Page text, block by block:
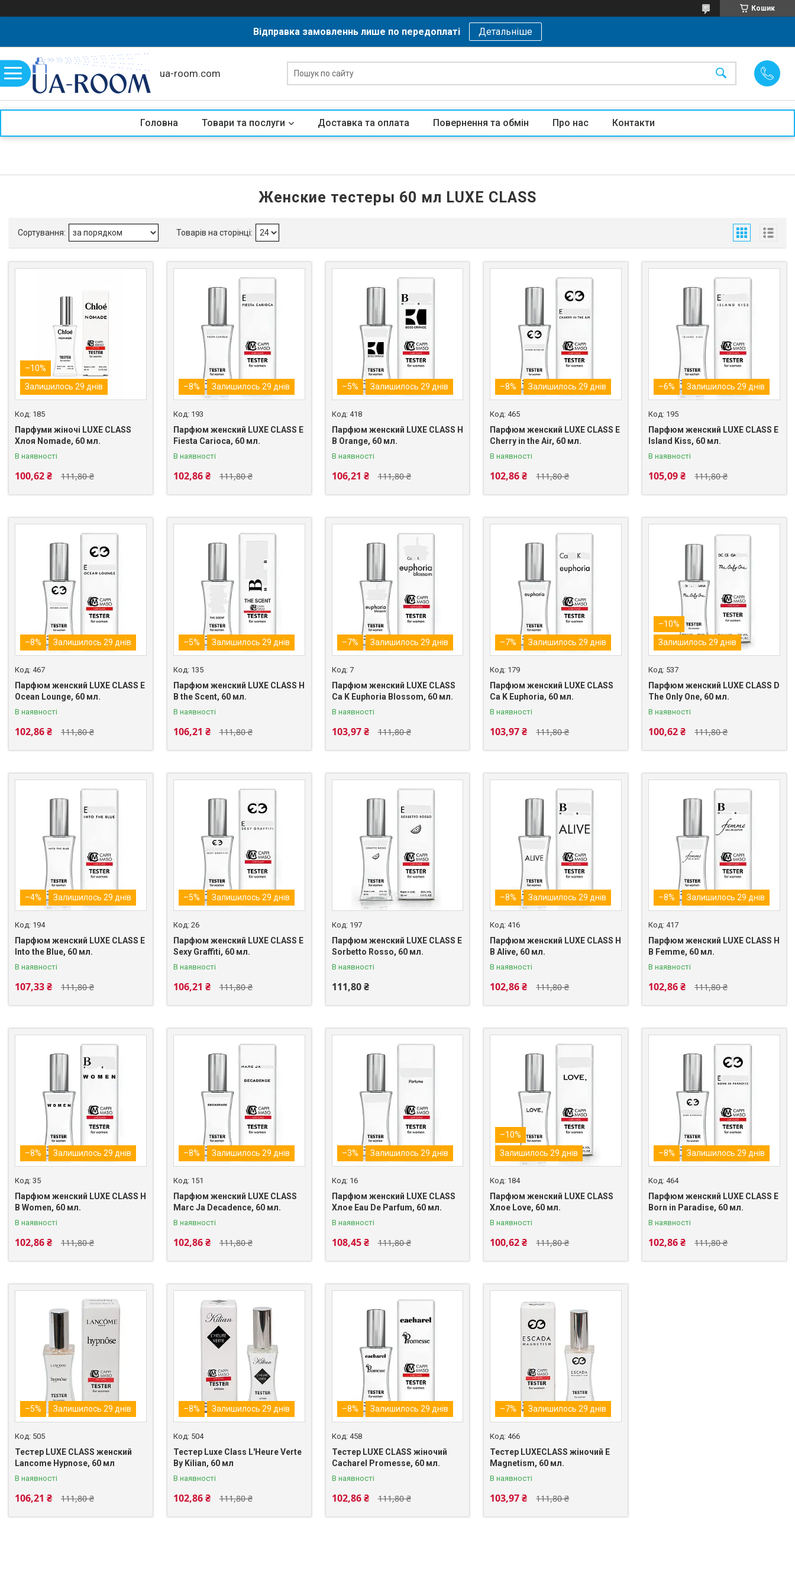
Кошик
Відправка замовленнь лише по передоплаті Детальніше
ua-room.com
Головна Товари та послуги Доставка та оплата Повернення та обмін Про нас Контакти
Женские тестеры 60 мл LUXE CLASS
–10%
Залишилось 29 днів
185
Парфуми жіночі LUXE CLASS
Хлоя Nomade, 60 мл.
В наявності
111,80 ₴
100,62 ₴
–8% Залишилось 29 днів
193
Парфюм женский LUXE CLASS E
Fiesta Carioca, 60 мл.
В наявності
111,80 ₴
102,86 ₴
–5% Залишилось 29 днів
418
Парфюм женский LUXE CLASS H
B Orange, 60 мл.
В наявності
111,80 ₴
106,21 ₴
–8% Залишилось 29 днів
465
Парфюм женский LUXE CLASS E
Cherry in the Air, 60 мл.
В наявності
111,80 ₴
102,86 ₴
–6% Залишилось 29 днів
195
Парфюм женский LUXE CLASS E
Island Kiss, 60 мл.
В наявності
111,80 ₴
105,09 ₴
–8% Залишилось 29 днів
467
Парфюм женский LUXE CLASS E
Ocean Lounge, 60 мл.
В наявності
111,80 ₴
102,86 ₴
–5% Залишилось 29 днів
135
Парфюм женский LUXE CLASS H
B the Scent, 60 мл.
В наявності
111,80 ₴
106,21 ₴
–7% Залишилось 29 днів
7
Парфюм женский LUXE CLASS
Ca K Euphoria Blossom, 60 мл.
В наявності
111,80 ₴
103,97 ₴
–7% Залишилось 29 днів
179
Парфюм женский LUXE CLASS
Ca K Euphoria, 60 мл.
В наявності
111,80 ₴
103,97 ₴
–10%
Залишилось 29 днів
537
Парфюм женский LUXE CLASS D
The Only One, 60 мл.
В наявності
111,80 ₴
100,62 ₴
–4% Залишилось 29 днів
194
Парфюм женский LUXE CLASS E
Into the Blue, 60 мл.
В наявності
111,80 ₴
107,33 ₴
–5% Залишилось 29 днів
26
Парфюм женский LUXE CLASS E
Sexy Graffiti, 60 мл.
В наявності
111,80 ₴
106,21 ₴
197
Парфюм женский LUXE CLASS E
Sorbetto Rosso, 60 мл.
В наявності
111,80 ₴
–8% Залишилось 29 днів
416
Парфюм женский LUXE CLASS H
B Alive, 60 мл.
В наявності
111,80 ₴
102,86 ₴
–8% Залишилось 29 днів
417
Парфюм женский LUXE CLASS H
B Femme, 60 мл.
В наявності
111,80 ₴
102,86 ₴
–8% Залишилось 29 днів
35
Парфюм женский LUXE CLASS H
B Women, 60 мл.
В наявності
111,80 ₴
102,86 ₴
–8% Залишилось 29 днів
151
Парфюм женский LUXE CLASS
Marc Ja Decadence, 60 мл.
В наявності
111,80 ₴
102,86 ₴
–3% Залишилось 29 днів
16
Парфюм женский LUXE CLASS
Хлое Eau De Parfum, 60 мл.
В наявності
111,80 ₴
108,45 ₴
–10%
Залишилось 29 днів
184
Парфюм женский LUXE CLASS
Хлое Love, 60 мл.
В наявності
111,80 ₴
100,62 ₴
–8% Залишилось 29 днів
464
Парфюм женский LUXE CLASS E
Born in Paradise, 60 мл.
В наявності
111,80 ₴
102,86 ₴
–5% Залишилось 29 днів
505
Тестер LUXE CLASS женский
Lancome Hypnose, 60 мл
В наявності
111,80 ₴
106,21 ₴
–8% Залишилось 29 днів
504
Тестер Luxe Class L'Heure Verte
By Kilian, 60 мл
В наявності
111,80 ₴
102,86 ₴
–8% Залишилось 29 днів
458
Тестер LUXE CLASS жіночий
Cacharel Promesse, 60 мл.
В наявності
111,80 ₴
102,86 ₴
–7% Залишилось 29 днів
466
Тестер LUXECLASS жіночий E
Magnetism, 60 мл.
В наявності
111,80 ₴
103,97 ₴